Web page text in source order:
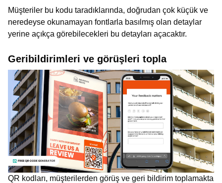
Müşteriler bu kodu taradıklarında, doğrudan çok küçük ve
neredeyse okunamayan fontlarla basılmış olan detaylar
yerine açıkça görebilecekleri bu detayları açacaktır.
Geribildirimleri ve görüşleri topla
QR kodları, müşterilerden görüş ve geri bildirim toplamakta